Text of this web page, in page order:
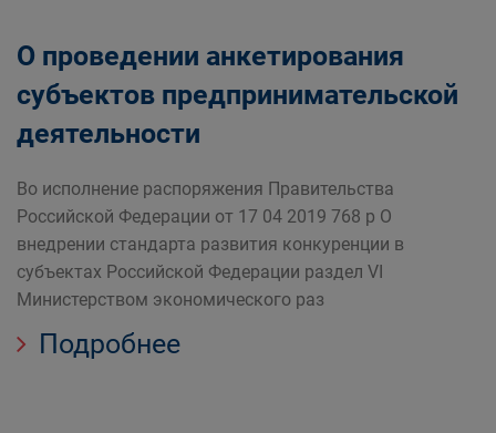
О проведении анкетирования
субъектов предпринимательской
деятельности
Во исполнение распоряжения Правительства
Российской Федерации от 17 04 2019 768 р О
внедрении стандарта развития конкуренции в
субъектах Российской Федерации раздел VI
Министерством экономического раз
Подробнее